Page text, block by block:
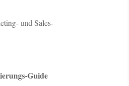
und Sales-
Guide